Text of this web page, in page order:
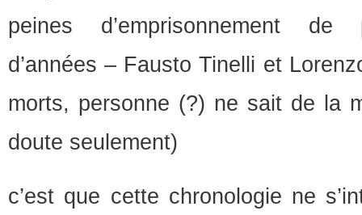
peines d’emprisonnement de
d’années – Fausto Tinelli et
morts, personne (?) ne sait de la
doute seulement)
c’est que cette chronologie ne